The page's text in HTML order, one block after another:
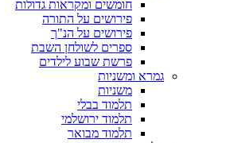
חומשים ומקראות גדולות
פירושים על התורה
פירושים על הנ"ך
ספרים לשולחן השבת
פרשת שבוע לילדים
גמרא ומשניות
משניות
תלמוד בבלי
תלמוד ירושלמי
תלמוד מבואר